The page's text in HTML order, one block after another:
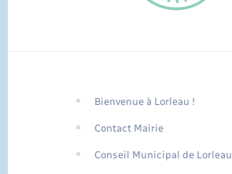
Traduction du
FR
Bienvenue à Lorleau !
Contact Mairie
Conseil Municipal de Lorleau